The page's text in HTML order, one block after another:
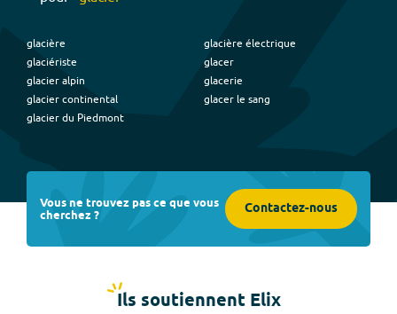
glacière
glaciériste
glacier alpin
glacier continental
glacier du Piedmont
glacière électrique
glacer
glacerie
glacer le sang
Vous ne trouvez pas ce que vous
cherchez ? Contactez-nous
Ils soutiennent Elix